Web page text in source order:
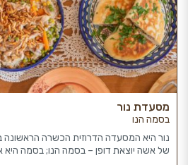
מסעדת נור
בסמה הנו
נור היא המסעדה הדרוזית הכשרה
של אשה יוצאת דופן – בסמה הנו; בסמה